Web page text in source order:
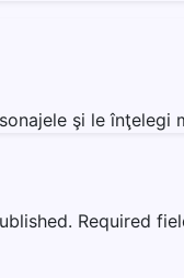
şi le
Required